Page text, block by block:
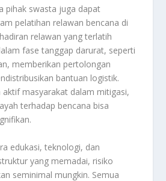
pihak swasta juga dapat
pelatihan relawan bencana di
relawan yang terlatih
fase tanggap darurat, seperti
memberikan pertolongan
bantuan logistik.
aktif masyarakat dalam mitigasi,
terhadap bencana bisa
edukasi, teknologi, dan
yang memadai, risiko
seminimal mungkin. Semua